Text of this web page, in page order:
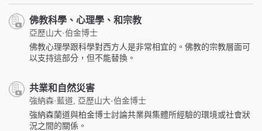
佛教科學、心理學、和宗教
亞歷山大·伯金博士
佛教心理學跟科學對西方人是非常相宜的。佛教的宗教層面可
以支持這部分，但不能替換。
共業和自然災害
強納森·藍道, 亞歷山大·伯金博士
強納森蘭道與柏金博士討論共業與集體所經驗的環境或社會狀
況之間的關係。